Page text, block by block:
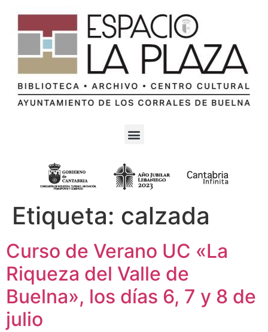
Etiqueta: calzada
Curso de Verano UC «La
Riqueza del Valle de
Buelna», los días 6, 7 y 8 de
julio